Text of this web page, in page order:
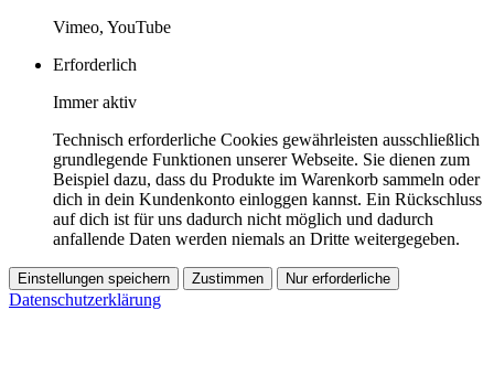
Vimeo, YouTube
Erforderlich
Immer aktiv
Technisch erforderliche Cookies gewährleisten ausschließlich
grundlegende Funktionen unserer Webseite. Sie dienen zum
Beispiel dazu, dass du Produkte im Warenkorb sammeln oder
dich in dein Kundenkonto einloggen kannst. Ein Rückschluss
auf dich ist für uns dadurch nicht möglich und dadurch
anfallende Daten werden niemals an Dritte weitergegeben.
Einstellungen speichern Zustimmen Nur erforderliche
Datenschutzerklärung